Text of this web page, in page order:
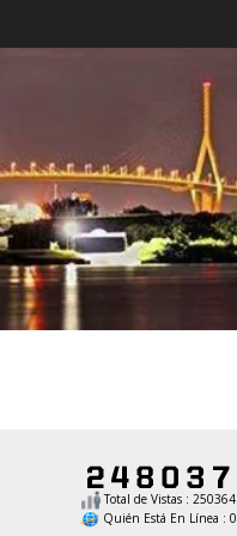
Total de Vistas : 250364
Quién Está En Línea : 0